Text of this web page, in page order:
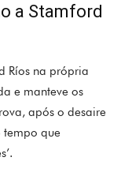
a Stamford
Ríos na própria
e manteve os
após o desaire
tempo que